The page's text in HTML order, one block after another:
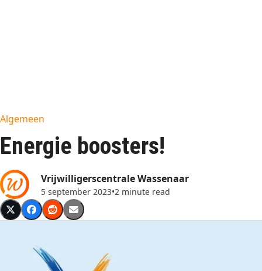
Algemeen
Energie boosters!
Vrijwilligerscentrale Wassenaar
5 september 2023•2 minute read